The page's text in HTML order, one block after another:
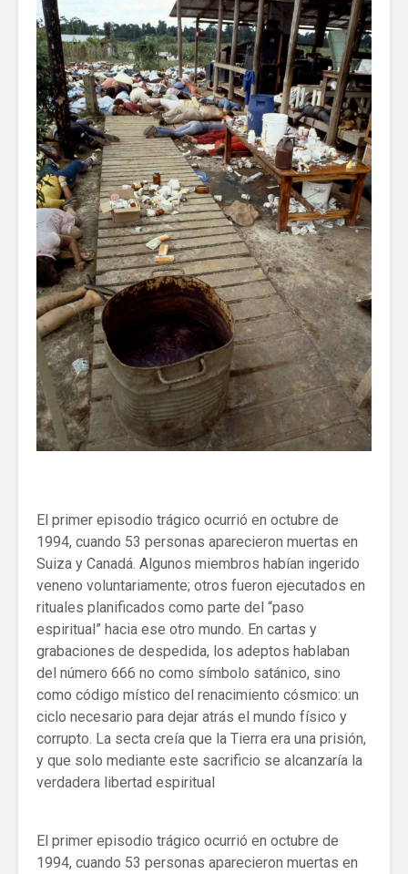
El primer episodio trágico ocurrió en octubre de
1994, cuando 53 personas aparecieron muertas en
Suiza y Canadá. Algunos miembros habían ingerido
veneno voluntariamente; otros fueron ejecutados en
rituales planificados como parte del “paso
espiritual” hacia ese otro mundo. En cartas y
grabaciones de despedida, los adeptos hablaban
del número 666 no como símbolo satánico, sino
como código místico del renacimiento cósmico: un
ciclo necesario para dejar atrás el mundo físico y
corrupto. La secta creía que la Tierra era una prisión,
y que solo mediante este sacrificio se alcanzaría la
verdadera libertad espiritual
El primer episodio trágico ocurrió en octubre de
1994, cuando 53 personas aparecieron muertas en